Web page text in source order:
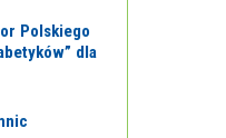
Polskiego
dla